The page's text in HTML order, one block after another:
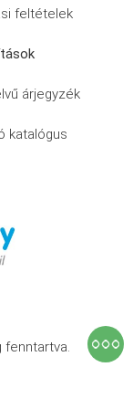
feltételek
árjegyzék
katalógus
fenntartva.